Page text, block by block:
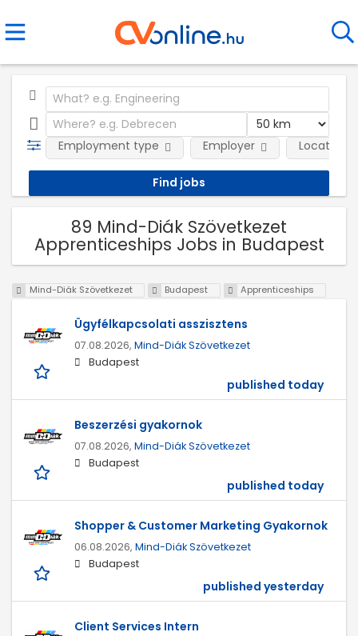
Employment type Employer Location
89 Mind-Diák Szövetkezet
Apprenticeships Jobs in Budapest
Mind-Diák Szövetkezet Budapest Apprenticeships
Ügyfélkapcsolati asszisztens
07.08.2026, Mind-Diák Szövetkezet
Budapest
published today
Beszerzési gyakornok
07.08.2026, Mind-Diák Szövetkezet
Budapest
published today
Shopper & Customer Marketing Gyakornok
06.08.2026, Mind-Diák Szövetkezet
Budapest
published yesterday
Client Services Intern